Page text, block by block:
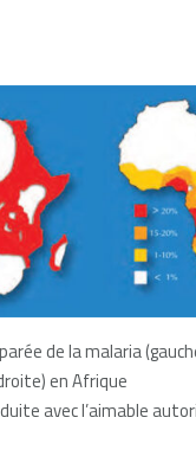
de la malaria
en Afrique
avec l’aimable